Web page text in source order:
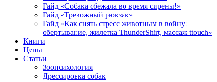
Гайд «Собака сбежала во время сирены!»
Гайд «Тревожный рюкзак»
Гайд «Как снять стресс животным в войну:
обертывание, жилетка ThunderShirt, массаж ttouch»
Книги
Цены
Статьи
Зоопсихология
Дрессировка собак